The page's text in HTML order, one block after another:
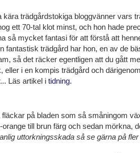
trädgårdstokiga bloggvänner vars
ett 70-tal klot minst, och hon hade
så mycket fantasi för att förstå att
fantastisk trädgård har hon, en av de
så det räcker egentligen att du gått
eller i en kompis trädgård och
Läs artikel i tidning.
på bladen som så småningom
till brun färg och sedan mörkna,
uttorkningsskada så se gärna på